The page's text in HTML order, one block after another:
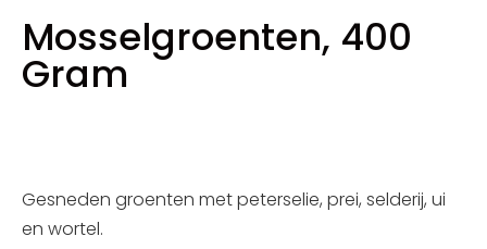
Mosselgroenten, 400
Gram
Gesneden groenten met peterselie, prei, selderij, ui
en wortel.